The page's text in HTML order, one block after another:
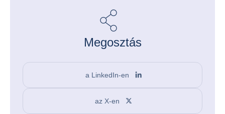
Megosztás
a LinkedIn-en
az X-en